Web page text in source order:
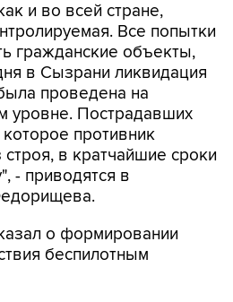
и во всей стране,
Все попытки
гражданские объекты,
в Сызрани ликвидация
проведена на
уровне. Пострадавших
противник
в кратчайшие сроки
- приводятся в
о формировании
беспилотным